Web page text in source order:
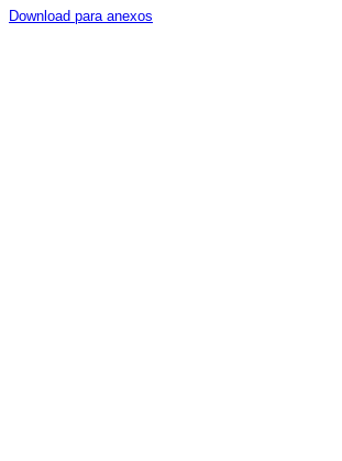
Download para anexos